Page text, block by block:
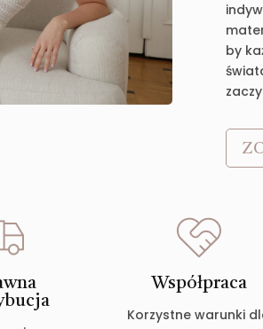
by
Współpraca
Korzystne warunki